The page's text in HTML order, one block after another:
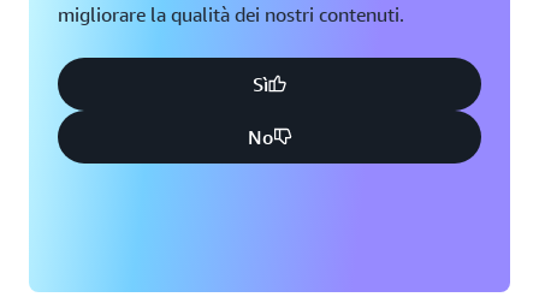
migliorare la qualità dei nostri contenuti.
Sì
No